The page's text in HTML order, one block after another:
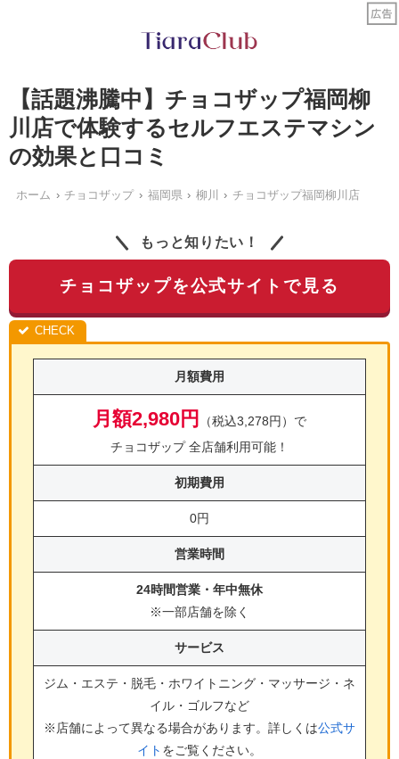
【話題沸騰中】チョコザップ福岡柳
川店で体験するセルフエステマシン
の効果と口コミ
ホーム チョコザップ 福岡県 柳川 チョコザップ福岡柳川店
もっと知りたい！
チョコザップを公式サイトで見る
月額費用
月額2,980円
（税込3,278円）で
チョコザップ 全店舗利用可能！
初期費用
0円
営業時間
24時間営業・年中無休
※一部店舗を除く
サービス
ジム・エステ・脱毛・ホワイトニング・マッサージ・ネ
イル・ゴルフなど
※店舗によって異なる場合があります。詳しくは公式サ
イト をご覧ください。